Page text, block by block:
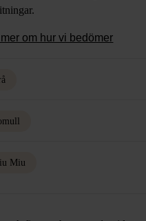
mer om hur vi bedömer
Miu